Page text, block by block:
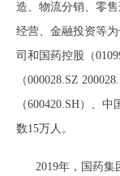
造、物流分销、零
经营、金融投资等
司和国药控股（
（000028.SZ
（600420.SH）、
数15万人。
2019年，国药集